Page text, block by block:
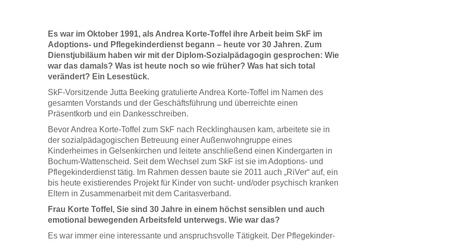
Es war im Oktober 1991, als Andrea Korte-Toffel ihre Arbeit beim SkF im
Adoptions- und Pflegekinderdienst begann – heute vor 30 Jahren. Zum
Dienstjubiläum haben wir mit der Diplom-Sozialpädagogin gesprochen: Wie
war das damals? Was ist heute noch so wie früher? Was hat sich total
verändert? Ein Lesestück.
SkF-Vorsitzende Jutta Beeking gratulierte Andrea Korte-Toffel im Namen des
gesamten Vorstands und der Geschäftsführung und überreichte einen
Präsentkorb und ein Dankesschreiben.
Bevor Andrea Korte-Toffel zum SkF nach Recklinghausen kam, arbeitete sie in
der sozialpädagogischen Betreuung einer Außenwohngruppe eines
Kinderheimes in Gelsenkirchen und leitete anschließend einen Kindergarten in
Bochum-Wattenscheid. Seit dem Wechsel zum SkF ist sie im Adoptions- und
Pflegekinderdienst tätig. Im Rahmen dessen baute sie 2011 auch „RiVer“ auf, ein
bis heute existierendes Projekt für Kinder von sucht- und/oder psychisch kranken
Eltern in Zusammenarbeit mit dem Caritasverband.
Frau Korte Toffel, Sie sind 30 Jahre in einem höchst sensiblen und auch
emotional bewegenden Arbeitsfeld unterwegs. Wie war das?
Es war immer eine interessante und anspruchsvolle Tätigkeit. Der Pflegekinder-